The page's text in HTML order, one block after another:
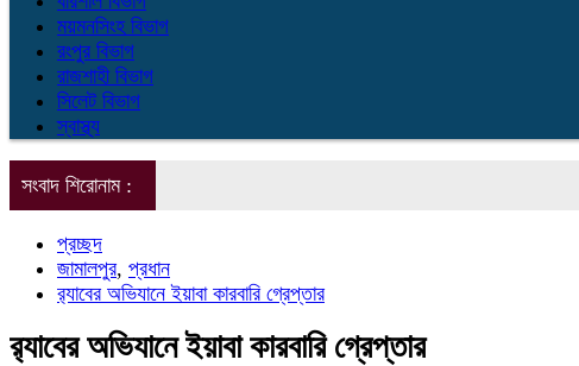
ময়মনসিংহ বিভাগ
রংপুর বিভাগ
রাজশাহী বিভাগ
সিলেট বিভাগ
স্বাস্থ্য
সংবাদ শিরোনাম :
প্রচ্ছদ
জামালপুর, প্রধান
র‌্যাবের অভিযানে ইয়াবা কারবারি গ্রেপ্তার
র‌্যাবের অভিযানে ইয়াবা কারবারি গ্রেপ্তার